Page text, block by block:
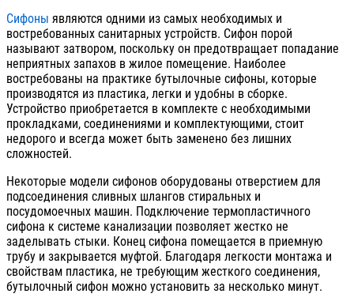
Сифоны являются одними из самых необходимых и
востребованных санитарных устройств. Сифон порой
называют затвором, поскольку он предотвращает попадание
неприятных запахов в жилое помещение. Наиболее
востребованы на практике бутылочные сифоны, которые
производятся из пластика, легки и удобны в сборке.
Устройство приобретается в комплекте с необходимыми
прокладками, соединениями и комплектующими, стоит
недорого и всегда может быть заменено без лишних
сложностей.
Некоторые модели сифонов оборудованы отверстием для
подсоединения сливных шлангов стиральных и
посудомоечных машин. Подключение термопластичного
сифона к системе канализации позволяет жестко не
заделывать стыки. Конец сифона помещается в приемную
трубу и закрывается муфтой. Благодаря легкости монтажа и
свойствам пластика, не требующим жесткого соединения,
бутылочный сифон можно установить за несколько минут.